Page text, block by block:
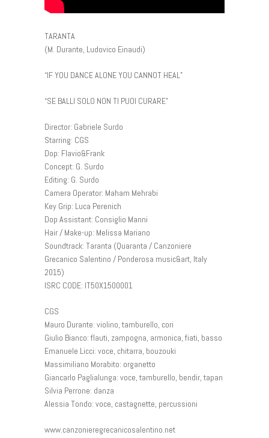
TARANTA
(M. Durante, Ludovico Einaudi)
“IF YOU DANCE ALONE YOU CANNOT HEAL”
“SE BALLI SOLO NON TI PUOI CURARE”
Director: Gabriele Surdo
Starring: CGS
Dop: Flavio&Frank
Concept: G. Surdo
Editing: G. Surdo
Camera Operator: Maham Mehrabi
Key Grip: Luca Perenich
Dop Assistant: Consiglio Manni
Hair / Make-up: Melissa Mariano
Soundtrack: Taranta (Quaranta / Canzoniere
Grecanico Salentino / Ponderosa music&art, Italy
2015)
ISRC CODE: IT50X1500001
CGS
Mauro Durante: violino, tamburello, cori
Giulio Bianco: flauti, zampogna, armonica, fiati, basso
Emanuele Licci: voce, chitarra, bouzouki
Massimiliano Morabito: organetto
Giancarlo Paglialunga: voce, tamburello, bendir, tapan
Silvia Perrone: danza
Alessia Tondo: voce, castagnette, percussioni
www.canzonieregrecanicosalentino.net